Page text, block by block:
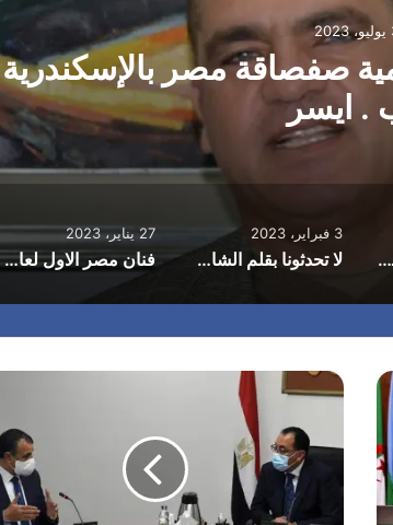
صفصاقة مصر بالإسكندرية
. ايسر
اه من وجع الايام وجع بقلم مني حسن
3 فبراير، 2023
لا تحدثونا بقلم الشاعر علي الحامدي
27 يناير، 2023
فنان مصر الاول لعام 2022» بالصور.. «اتحاد الكيانات المصرية في أوروبا» يكرم الفنان محمد صبحي